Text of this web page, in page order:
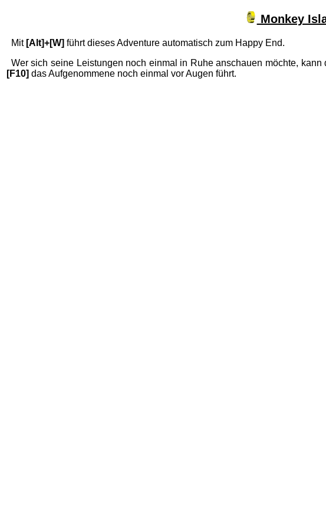
Monkey
Mit [Alt]+[W] führt dieses Adventure automatisch zum Happy End.
Wer sich seine Leistungen noch einmal in Ruhe anschauen möchte, kann
[F10] das Aufgenommene noch einmal vor Augen führt.